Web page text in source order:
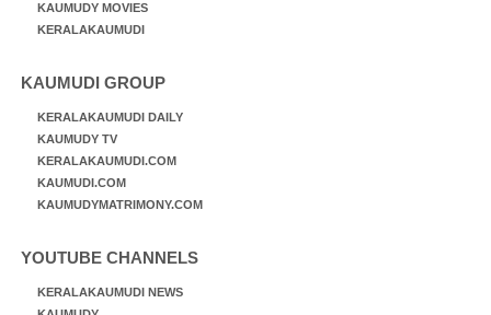
KAUMUDY MOVIES
KERALAKAUMUDI
KAUMUDI GROUP
KERALAKAUMUDI DAILY
KAUMUDY TV
KERALAKAUMUDI.COM
KAUMUDI.COM
KAUMUDYMATRIMONY.COM
YOUTUBE CHANNELS
KERALAKAUMUDI NEWS